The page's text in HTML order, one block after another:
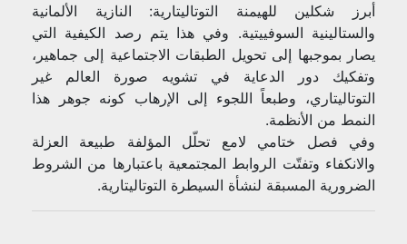
أبرز شكلين للهيمنة التوتاليتارية: النازية الألمانية
والستالينية السوفييتية. وفي هذا يتم رصد الكيفية التي
يصار بموجبها إلى تحويل الطبقات الاجتماعية إلى جماهير،
وتفكيك دور الدعاية في تشويه صورة العالم غير
التوتاليتاري، وطبعاً اللجوء إلى الإرهاب كونه جوهر هذا
النمط من الأنظمة.
وفي فصل ختامي لامع تحلّل المؤلفة طبيعة العزلة
والانكفاء وتفتّت الروابط المجتمعية باعتبارها من الشروط
الضرورية المسبقة لنشأة السيطرة التوتاليتارية.